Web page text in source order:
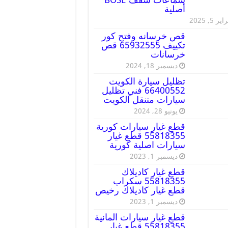
أصلية
5, 2025
قص خرسانه وفتح كور
تكييف 65932555 قص
خرسانات
ديسمبر 18, 2024
تظليل سيارة الكويت
66400552 فني تظليل
سيارات متنقل الكويت
يونيو 28, 2024
قطع غيار سيارات كورية
55818355 قطع غيار
سيارات اصلية كورية
ديسمبر 1, 2023
قطع غيار كاديلاك
55818355 سكراب
قطع غيار كاديلاك رخيص
ديسمبر 1, 2023
قطع غيار سيارات المانية